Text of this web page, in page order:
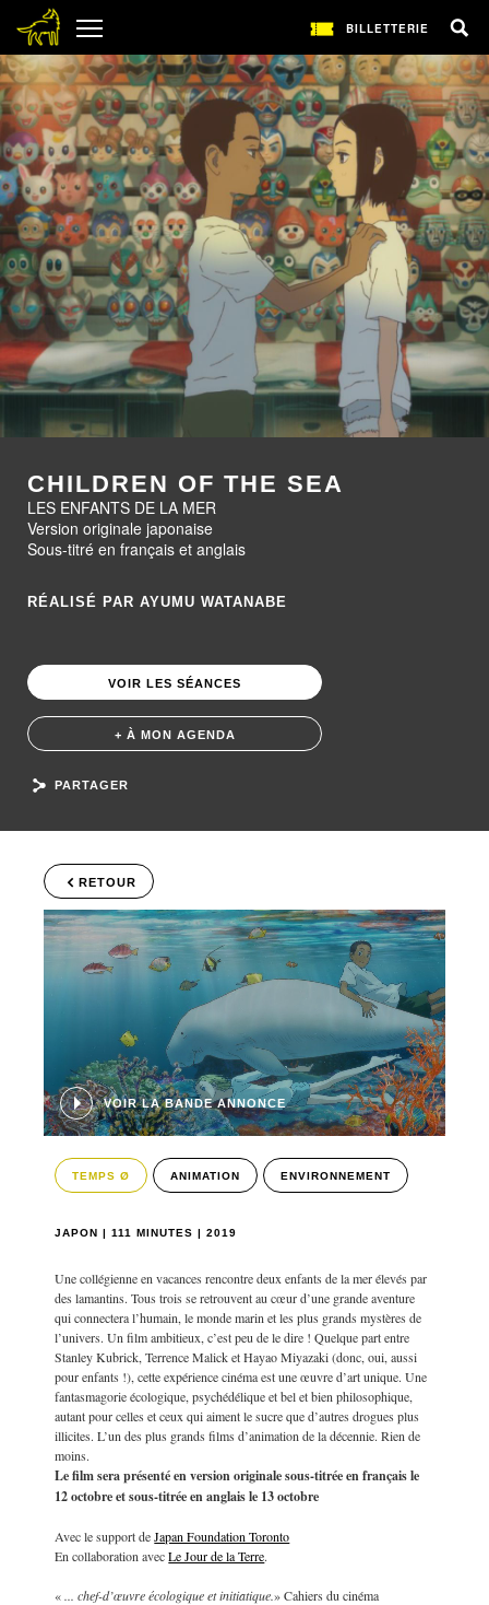
BILLETTERIE
CHILDREN OF THE SEA
LES ENFANTS DE LA MER
Version originale japonaise
Sous-titré en français et anglais
RÉALISÉ PAR AYUMU WATANABE
VOIR LES SÉANCES
+ À MON AGENDA
PARTAGER
RETOUR
VOIR LA BANDE ANNONCE
TEMPS Ø ANIMATION ENVIRONNEMENT
JAPON | 111 MINUTES | 2019
Une collégienne en vacances rencontre deux enfants de la mer élevés par
des lamantins. Tous trois se retrouvent au cœur d’une grande aventure
qui connectera l’humain, le monde marin et les plus grands mystères de
l’univers. Un film ambitieux, c’est peu de le dire ! Quelque part entre
Stanley Kubrick, Terrence Malick et Hayao Miyazaki (donc, oui, aussi
pour enfants !), cette expérience cinéma est une œuvre d’art unique. Une
fantasmagorie écologique, psychédélique et bel et bien philosophique,
autant pour celles et ceux qui aiment le sucre que d’autres drogues plus
illicites. L’un des plus grands films d’animation de la décennie. Rien de
moins.
Le film sera présenté en version originale sous-titrée en français le
12 octobre et sous-titrée en anglais le 13 octobre
Avec le support deJapan Foundation Toronto
En collaboration avecLe Jour de la Terre.
«... chef-d’œuvre écologique et initiatique.» Cahiers du cinéma